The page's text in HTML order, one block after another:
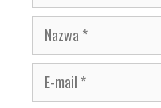
Nazwa
E-
mail